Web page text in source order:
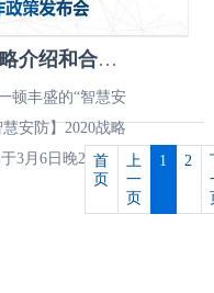
小盯【智慧安防】2020战略介绍和合作政策发布直播圆满成功
顿丰盛的“智慧安
安防】2020战略
3月6日晚23时圆
首
页
上
一
页
1 2